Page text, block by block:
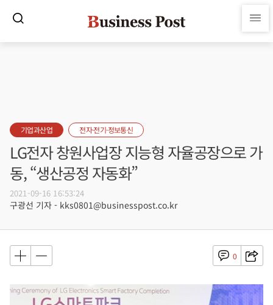
기업과산업 전자·전기·정보통신
LG전자 창원사업장 지능형 자율공장으로 가
동, “생산공정 자동화”
2021-09-16 16:53:24
구광선 기자 - kks0801@businesspost.co.kr
0